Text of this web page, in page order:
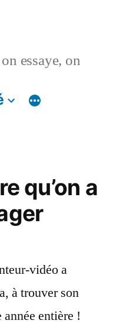
essaye, on
qu’on a
vidéo a
à trouver son
entière !